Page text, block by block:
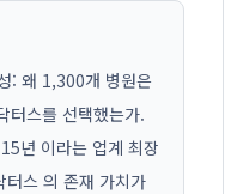
: 왜 1,300개 병원은
터스를 선택했는가.
년 이라는 업계 최장
터스 의 존재 가치가